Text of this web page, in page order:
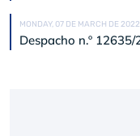
MONDAY, 07 DE MARCH DE 2022
Despacho n.º